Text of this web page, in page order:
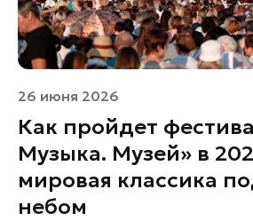
26 июня 2026
Как пройдет
Музыка. Музей» в
мировая классика
небом